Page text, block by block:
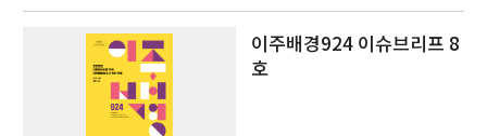
이주배경924 이슈브리프 8
호